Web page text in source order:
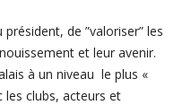
de ”valoriser” les
et leur avenir.
à un niveau le plus «
les clubs, acteurs et